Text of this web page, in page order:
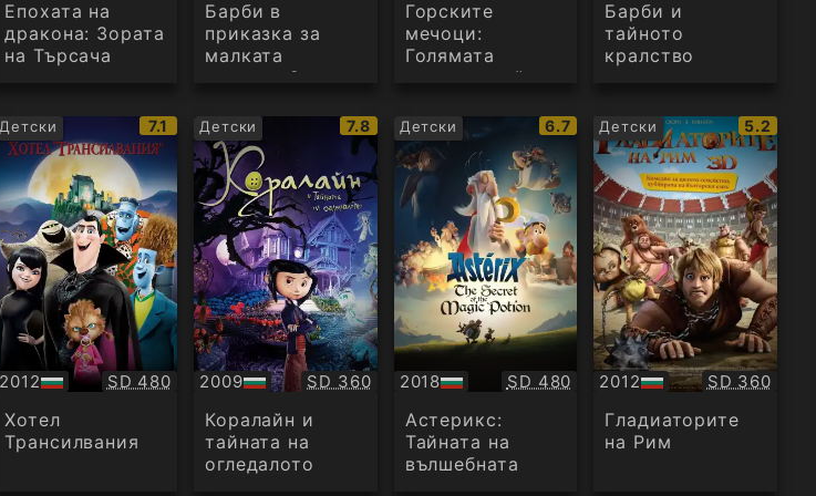
Епохата на
дракона: Зората
на Търсача
Барби в
приказка за
малката
русалка 2
Горските
мечоци:
Голямата
циркова тайна
Барби и
тайното
кралство
Детски
IMDb
рейтинг:
7.1
2012
БГ
аудио
Качество:
SD 480
Хотел
Трансилвания
Детски
IMDb
рейтинг:
7.8
2009
БГ
аудио
Качество:
SD 360
Коралайн и
тайната на
огледалото
Детски
IMDb
рейтинг:
6.7
2018
БГ
аудио
Качество:
SD 480
Астерикс:
Тайната на
вълшебната
Детски
IMDb
5.2
2012
БГ
аудио
Качество:
SD 360
Гладиаторите
на Рим